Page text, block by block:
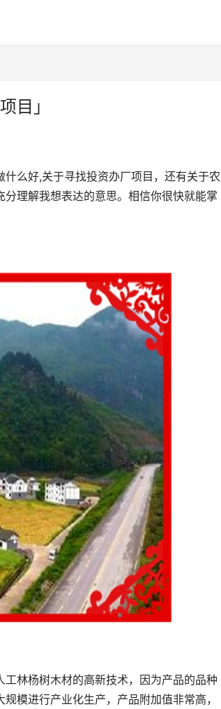
目」
么好,关于寻找投资办厂项目，还有关于农
理解我想表达的意思。相信你很快就能掌
林杨树木材的高新技术，因为产品的品种
模进行产业化生产，产品附加值非常高，